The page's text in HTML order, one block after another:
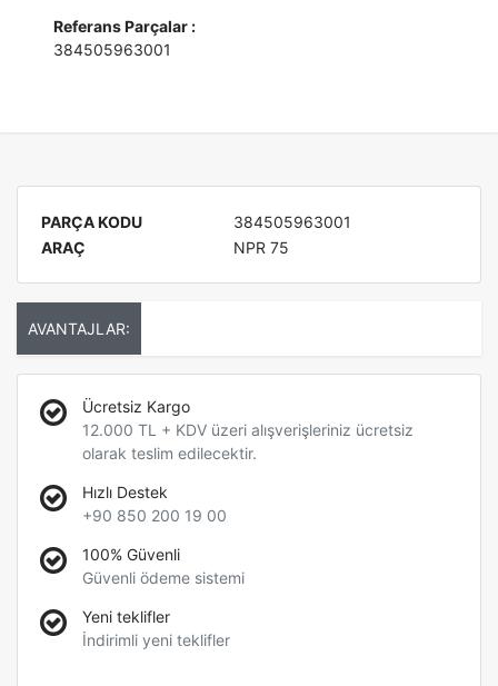
Referans Parçalar :
384505963001
PARÇA KODU
384505963001
ARAÇ
NPR 75
AVANTAJLAR:
Ücretsiz Kargo
12.000 TL + KDV üzeri alışverişleriniz ücretsiz
olarak teslim edilecektir.
Hızlı Destek
+90 850 200 19 00
100% Güvenli
Güvenli ödeme sistemi
Yeni teklifler
İndirimli yeni teklifler